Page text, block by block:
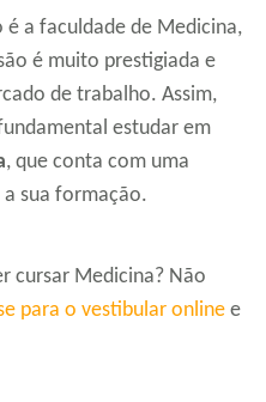
é a faculdade de Medicina,
é muito prestigiada e
de trabalho. Assim,
estudar em
, que conta com uma
sua formação.
cursar Medicina? Não
para o vestibular online e